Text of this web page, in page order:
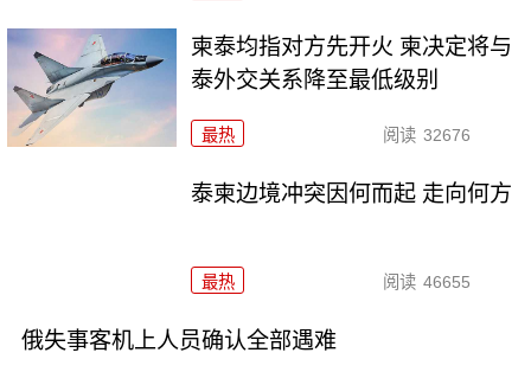
柬泰均指对方先开火 柬决定将与
泰外交关系降至最低级别
最热 阅读 32676
泰柬边境冲突因何而起 走向何方
最热 阅读 46655
俄失事客机上人员确认全部遇难